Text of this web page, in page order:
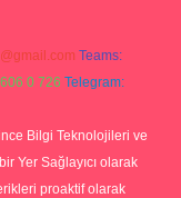
Teams:
0 726 Telegram:
Bilgi Teknolojileri ve
Yer Sağlayıcı olarak
proaktif olarak